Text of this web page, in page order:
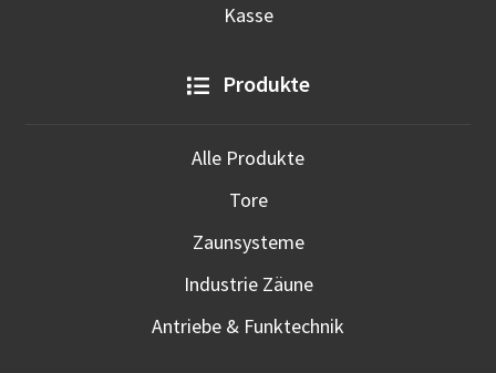
Kasse
Produkte
Alle Produkte
Tore
Zaunsysteme
Industrie Zäune
Antriebe & Funktechnik